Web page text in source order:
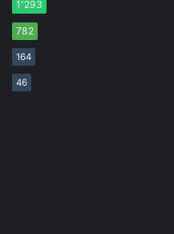
1٬293
782
164
46